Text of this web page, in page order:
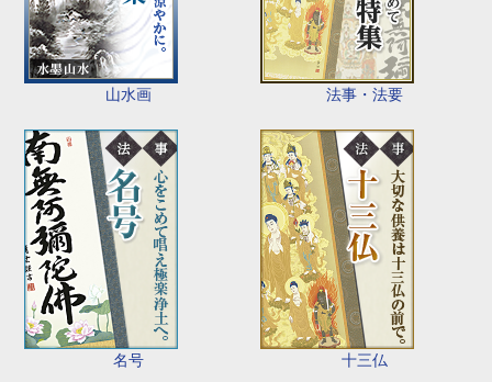
山水画 法事・法要
名号 十三仏